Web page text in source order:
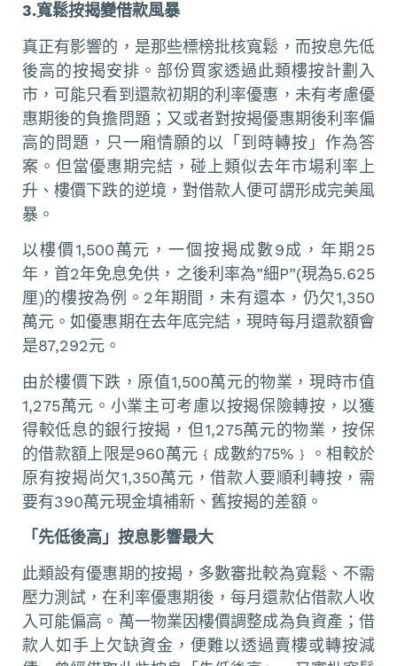
3.寬鬆按揭變借款風暴
真正有影響的，是那些標榜批核寬鬆，而按息先低
後高的按揭安排。部份買家透過此類樓按計劃入
市，可能只看到還款初期的利率優惠，未有考慮優
惠期後的負擔問題；又或者對按揭優惠期後利率偏
高的問題，只一廂情願的以「到時轉按」作為答
案。但當優惠期完結，碰上類似去年市場利率上
升、樓價下跌的逆境，對借款人便可謂形成完美風
暴。
以樓價1,500萬元，一個按揭成數9成，年期25
年，首2年免息免供，之後利率為”細P”(現為5.625
厘)的樓按為例。2年期間，未有還本，仍欠1,350
萬元。如優惠期在去年底完結，現時每月還款額會
是87,292元。
由於樓價下跌，原值1,500萬元的物業，現時市值
1,275萬元。小業主可考慮以按揭保險轉按，以獲
得較低息的銀行按揭，但1,275萬元的物業，按保
的借款額上限是960萬元﹛成數約75%﹜。相較於
原有按揭尚欠1,350萬元，借款人要順利轉按，需
要有390萬元現金填補新、舊按揭的差額。
「先低後高」按息影響最大
此類設有優惠期的按揭，多數審批較為寬鬆、不需
壓力測試，在利率優惠期後，每月還款佔借款人收
入可能偏高。萬一物業因樓價調整成為負資產；借
款人如手上欠缺資金，便難以透過賣樓或轉按減